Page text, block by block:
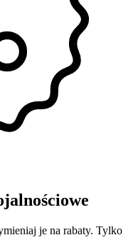
je na rabaty. Tylko